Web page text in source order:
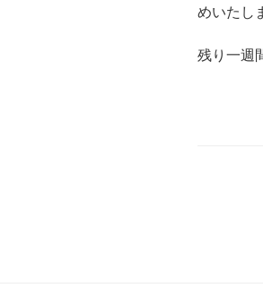
めいたし
残り一週